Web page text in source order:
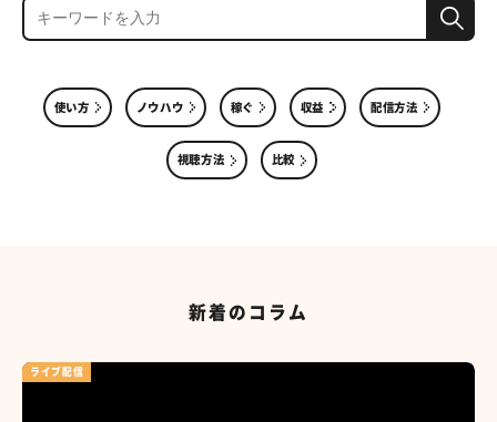
使い方 ノウハウ 稼ぐ 収益 配信方法
視聴方法 比較
新着のコラム
ライブ配信